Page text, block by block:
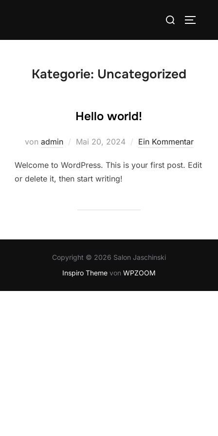
Suchen
Kategorie: Uncategorized
Hello world!
von admin
Veröffentlicht
Mai 20, 2024 Ein Kommentar
Welcome to WordPress. This is your first post. Edit
or delete it, then start writing!
Copyright © 2026 Salon Jaschinski
Inspiro Theme von WPZOOM